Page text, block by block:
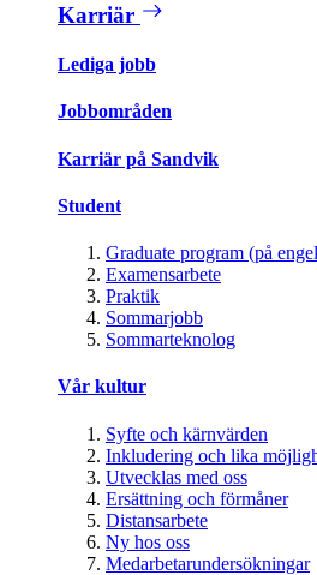
Karriär
Lediga jobb
Jobbområden
Karriär på Sandvik
Student
Graduate program (på
Examensarbete
Praktik
Sommarjobb
Sommarteknolog
Vår kultur
Syfte och kärnvärden
Inkludering och lika
Utvecklas med oss
Ersättning och förmåner
Distansarbete
Ny hos oss
Medarbetarundersökningar